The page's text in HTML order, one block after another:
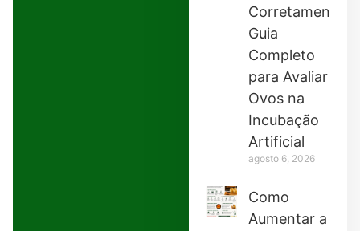
Corretamente:
Guia
Completo
para Avaliar
Ovos na
Incubação
Artificial
agosto 6, 2026
Como
Aumentar a